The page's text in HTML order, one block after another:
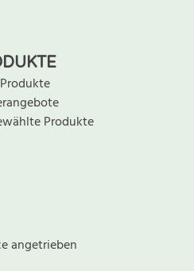
Produkte
angetrieben